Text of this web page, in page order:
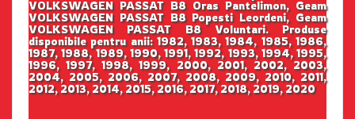
VOLKSWAGEN PASSAT B8 Oras Pantelimon, Geam
VOLKSWAGEN PASSAT B8 Popesti Leordeni, Geam
VOLKSWAGEN PASSAT B8 Voluntari. Produse
disponibile pentru anii: 1982, 1983, 1984, 1985, 1986,
1987, 1988, 1989, 1990, 1991, 1992, 1993, 1994, 1995,
1996, 1997, 1998, 1999, 2000, 2001, 2002, 2003,
2004, 2005, 2006, 2007, 2008, 2009, 2010, 2011,
2012, 2013, 2014, 2015, 2016, 2017, 2018, 2019, 2020